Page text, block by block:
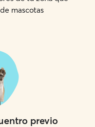
mascotas
previo